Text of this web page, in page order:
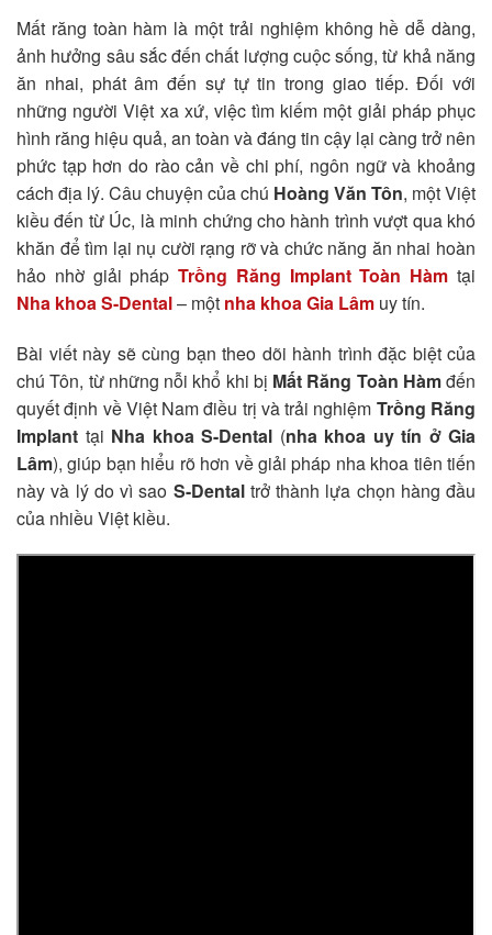
Mất răng toàn hàm là một trải nghiệm không hề dễ dàng,
ảnh hưởng sâu sắc đến chất lượng cuộc sống, từ khả năng
ăn nhai, phát âm đến sự tự tin trong giao tiếp. Đối với
những người Việt xa xứ, việc tìm kiếm một giải pháp phục
hình răng hiệu quả, an toàn và đáng tin cậy lại càng trở nên
phức tạp hơn do rào cản về chi phí, ngôn ngữ và khoảng
cách địa lý. Câu chuyện của chú Hoàng Văn Tôn, một Việt
kiều đến từ Úc, là minh chứng cho hành trình vượt qua khó
khăn để tìm lại nụ cười rạng rỡ và chức năng ăn nhai hoàn
hảo nhờ giải phápTrồng Răng Implant Toàn Hàm tại
Nha khoa S-Dental– một nha khoa Gia Lâm uy tín.
Bài viết này sẽ cùng bạn theo dõi hành trình đặc biệt của
chú Tôn, từ những nỗi khổ khi bị Mất Răng Toàn Hàmđến
quyết định về Việt Nam điều trị và trải nghiệm Trồng Răng
Implant tại Nha khoa S-Dental (nha khoa uy tín ở Gia
Lâm), giúp bạn hiểu rõ hơn về giải pháp nha khoa tiên tiến
này và lý do vì sao S-Dentaltrở thành lựa chọn hàng đầu
của nhiều Việt kiều.